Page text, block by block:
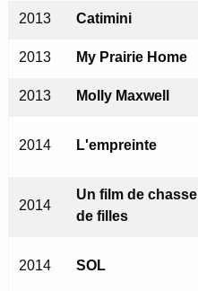
2013 Catimini
2013 My Prairie Home
2013 Molly Maxwell
2014 L'empreinte
2014
Un film de chasse
de filles
2014 SOL